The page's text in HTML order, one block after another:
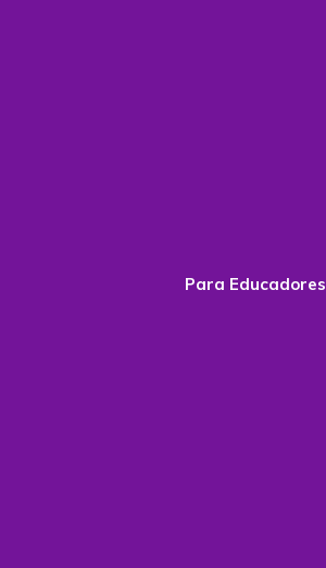
Para Educadores